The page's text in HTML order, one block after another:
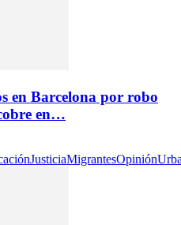
en Barcelona por robo
en…
JusticiaMigrantesOpinión